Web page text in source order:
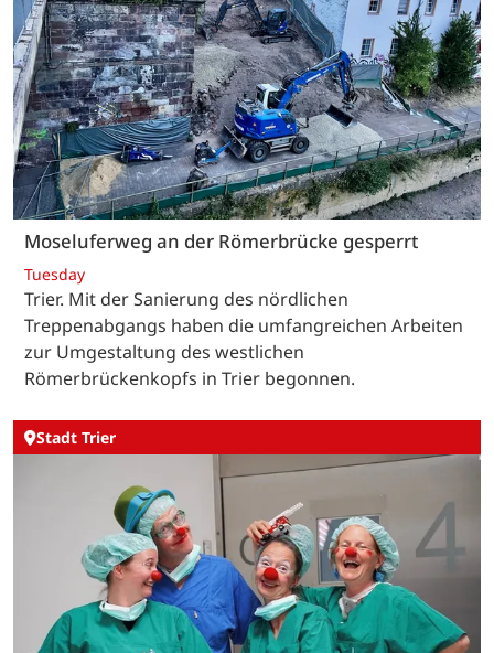
Moseluferweg an der Römerbrücke gesperrt
Tuesday
Trier. Mit der Sanierung des nördlichen
Treppenabgangs haben die umfangreichen Arbeiten
zur Umgestaltung des westlichen
Römerbrückenkopfs in Trier begonnen.
Stadt Trier